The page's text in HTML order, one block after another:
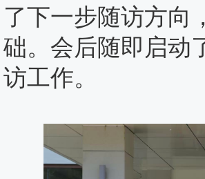
了下一步随访方向
础。会后随即启动
访工作。